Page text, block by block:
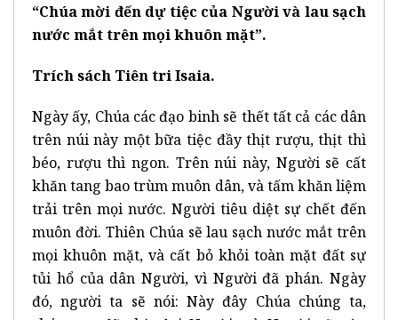
“Chúa mời đến dự tiệc của Người và lau sạch
nước mắt trên mọi khuôn mặt”.
Trích sách Tiên tri Isaia.
Ngày ấy, Chúa các đạo binh sẽ thết tất cả các dân
trên núi này một bữa tiệc đầy thịt rượu, thịt thì
béo, rượu thì ngon. Trên núi này, Người sẽ cất
khăn tang bao trùm muôn dân, và tấm khăn liệm
trải trên mọi nước. Người tiêu diệt sự chết đến
muôn đời. Thiên Chúa sẽ lau sạch nước mắt trên
mọi khuôn mặt, và cất bỏ khỏi toàn mặt đất sự
tủi hổ của dân Người, vì Người đã phán. Ngày
đó, người ta sẽ nói: Này đây Chúa chúng ta,